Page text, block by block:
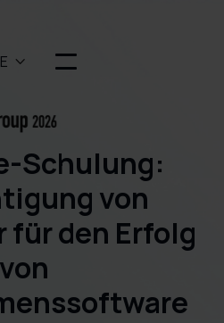

Schulung:
von
den Erfolg
von